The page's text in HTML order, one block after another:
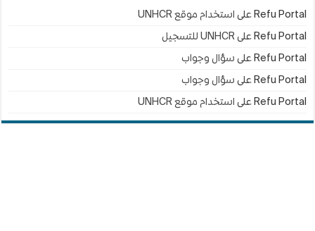
Refu Portal على استخدام موقع UNHCR
Refu Portal علىUNHCR للتسجيل
Refu Portal على سؤال وجواب
Refu Portal على سؤال وجواب
Refu Portal على استخدام موقع UNHCR